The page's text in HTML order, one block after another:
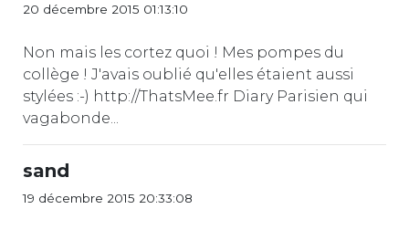
20 décembre 2015 01:13:10
Non mais les cortez quoi ! Mes pompes du
collège ! J'avais oublié qu'elles étaient aussi
stylées :-) http://ThatsMee.fr Diary Parisien qui
vagabonde...
sand
19 décembre 2015 20:33:08